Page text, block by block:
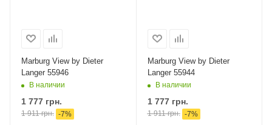
Marburg View by Dieter
Langer 55946
В наличии
1 777 грн.
1 911грн. -7%
Marburg View by Dieter
Langer 55944
В наличии
1 777грн.
1 911грн. -7%